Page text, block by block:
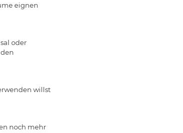
eignen
oder
willst
noch mehr